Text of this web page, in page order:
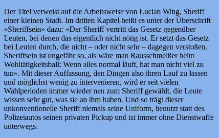
Der Titel verweist auf die Arbeitsweise von Lucian Wing, Sheriff
einer kleinen Stadt. Im dritten Kapitel heißt es unter der Überschrift
«Sheriffsein» dazu: «Der Sheriff vertritt das Gesetz gegenüber
Leuten, bei denen das eigentlich nicht nötig ist. Er setzt das Gesetz
bei Leuten durch, die nicht – oder nicht sehr – dagegen verstoßen.
Sheriffsein ist ungefähr so, als wäre man Rausschmeißer beim
Wohltätigkeitsball: Wenn alles normal läuft, hat man nicht viel zu
tun». Mit dieser Auffassung, den Dingen also ihren Lauf zu lassen
und möglichst wenig zu intervenieren, wird er seit vielen
Wahlperioden immer wieder neu zum Sheriff gewählt, die Leute
wissen sehr gut, was sie an ihm haben. Und so trägt dieser
unkonventionelle Sheriff niemals seine Uniform, benutzt statt des
Polizeiautos seinen privaten Pickup und ist immer ohne Dienstwaffe
unterwegs.